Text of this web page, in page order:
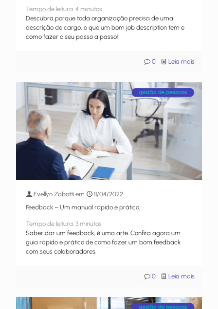
Tempo de leitura: 4 minutos
Descubra porque toda organização precisa de uma
descrição de cargo, o que um bom job description tem e
como fazer o seu passo a passo!
0 Leia mais
Evellyn Zabotti em
11/04/2022
Feedback – Um manual rápido e prático.
Tempo de leitura: 3 minutos
Saber dar um feedback, é uma arte. Confira agora um
guia rápido e prático de como fazer um bom feedback
com seus colaboradores.
0 Leia mais